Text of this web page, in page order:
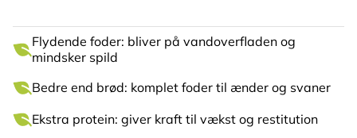
Flydende foder: bliver på vandoverfladen og
mindsker spild
Bedre end brød: komplet foder til ænder og svaner
Ekstra protein: giver kraft til vækst og restitution